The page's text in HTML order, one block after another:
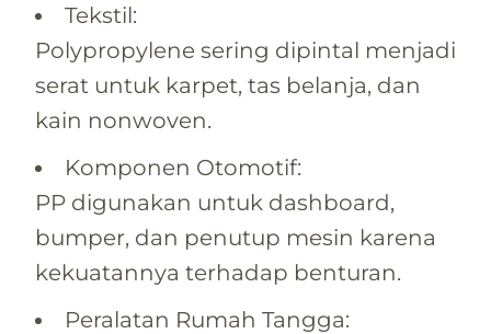
Tekstil:
Polypropylene sering dipintal menjadi
serat untuk karpet, tas belanja, dan
kain nonwoven.
Komponen Otomotif:
PP digunakan untuk dashboard,
bumper, dan penutup mesin karena
kekuatannya terhadap benturan.
Peralatan Rumah Tangga: